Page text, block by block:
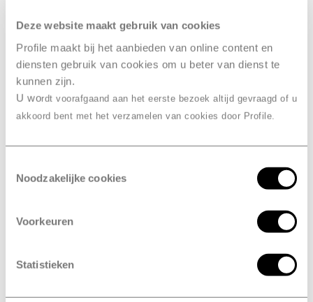
Deze website maakt gebruik van cookies
Profile maakt bij het aanbieden van online content en
diensten gebruik van cookies om u beter van dienst te
kunnen zijn.
U wordt voorafgaand aan het eerste bezoek altijd gevraagd of u
akkoord bent met het verzamelen van cookies door Profile.
Noodzakelijke cookies
Voorkeuren
Statistieken
gaat werken. Dus wacht niet vier jaar, maar kom elk
de tussentijd steeds de werking van je airco in de
gaten.
van airco
bijvullen bij Profile Ath
Eenvoudig online afspraak maken